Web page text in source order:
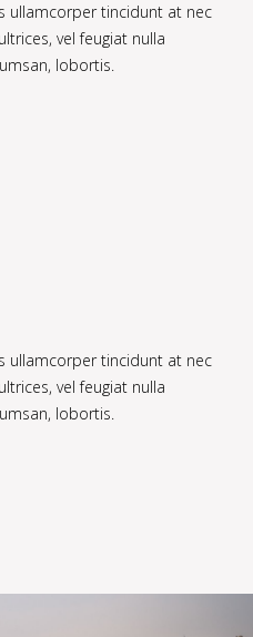
ullamcorper tincidunt at nec
vel feugiat nulla
lobortis.
ullamcorper tincidunt at nec
vel feugiat nulla
lobortis.